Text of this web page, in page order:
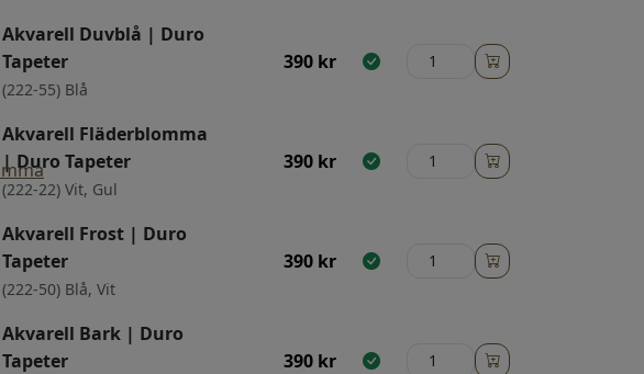
Akvarell Duvblå | Duro
Tapeter
(222-55) Blå
390 kr
Akvarell Fläderblomma
| Duro Tapeter
(222-22) Vit, Gul
390 kr
Akvarell Frost | Duro
Tapeter
(222-50) Blå, Vit
390 kr
Akvarell Bark | Duro
Tapeter
390 kr